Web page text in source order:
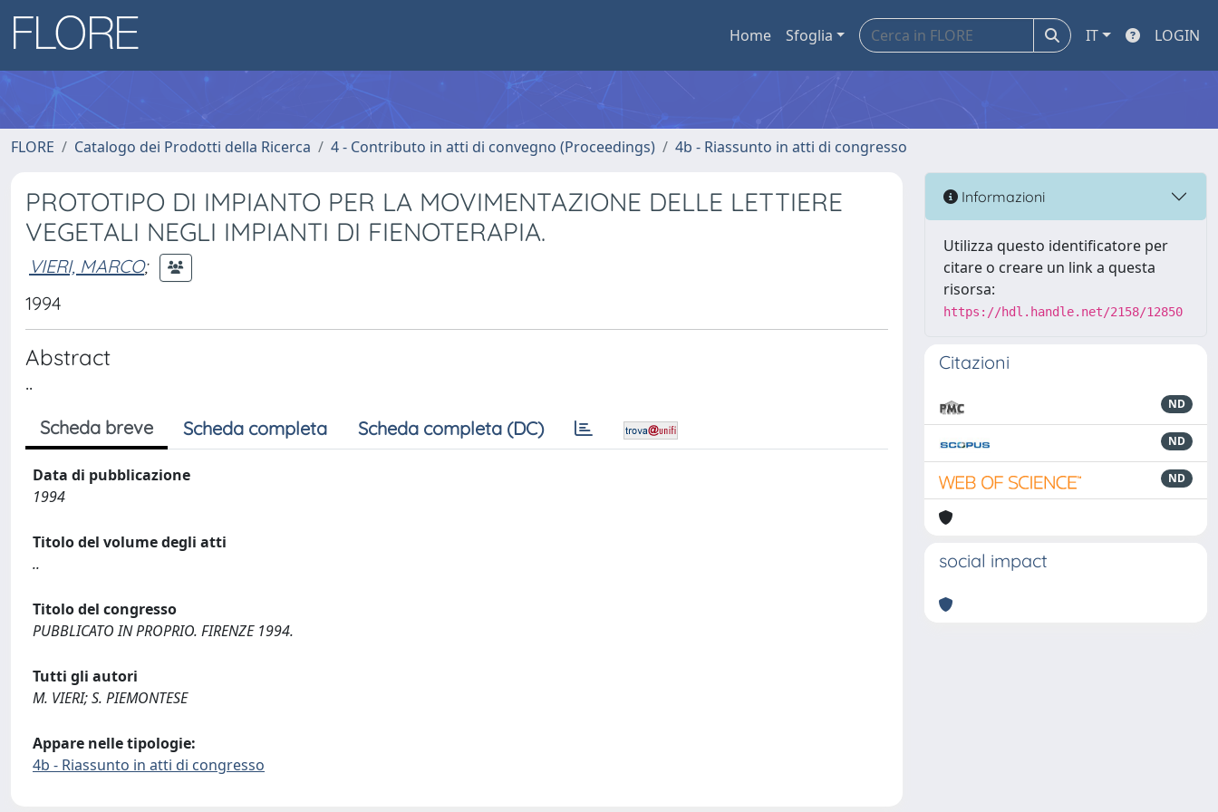
Home Sfoglia IT LOGIN
FLORE Catalogo dei Prodotti della Ricerca 4 - Contributo in atti di convegno (Proceedings) 4b - Riassunto in atti di congresso
PROTOTIPO DI IMPIANTO PER LA MOVIMENTAZIONE DELLE LETTIERE
VEGETALI NEGLI IMPIANTI DI FIENOTERAPIA.
VIERI, MARCO;
1994
Abstract
..
Scheda breve Scheda completa Scheda completa (DC)
Data di pubblicazione
1994
Titolo del volume degli atti
..
Titolo del congresso
PUBBLICATO IN PROPRIO. FIRENZE 1994.
Tutti gli autori
M. VIERI; S. PIEMONTESE
Appare nelle tipologie:
4b - Riassunto in atti di congresso
Informazioni
Utilizza questo identificatore per
citare o creare un link a questa
risorsa:
https://hdl.handle.net/2158/12850
Citazioni
ND
ND
ND
social impact